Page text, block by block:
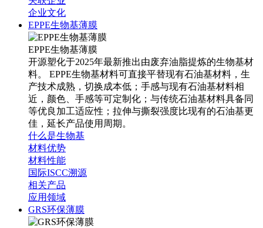
企业文化
EPPE生物基薄膜
EPPE生物基薄膜
开源塑化于2025年最新推出由废弃油脂提炼的生物基材
料。 EPPE生物基材料可直接平替现有石油基材料，生
产技术成熟，切换成本低；手感与现有石油基材料相
近，颜色、手感等可定制化；与传统石油基材料具备同
等优良加工适应性；拉伸与撕裂强度比现有的石油基更
佳，延长产品使用周期。
什么是生物基
材料优势
材料性能
国际ISCC溯源
相关产品
应用领域
GRS环保薄膜